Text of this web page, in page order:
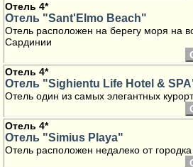
Отель 4*
Отель "Sant'Elmo Beach"
Отель расположен на берегу моря на
Сардинии
Отель 4*
Отель "Sighientu Life Hotel &
Отель один из самых элегантных
Отель 4*
Отель "Simius Playa"
Отель расположен недалеко от